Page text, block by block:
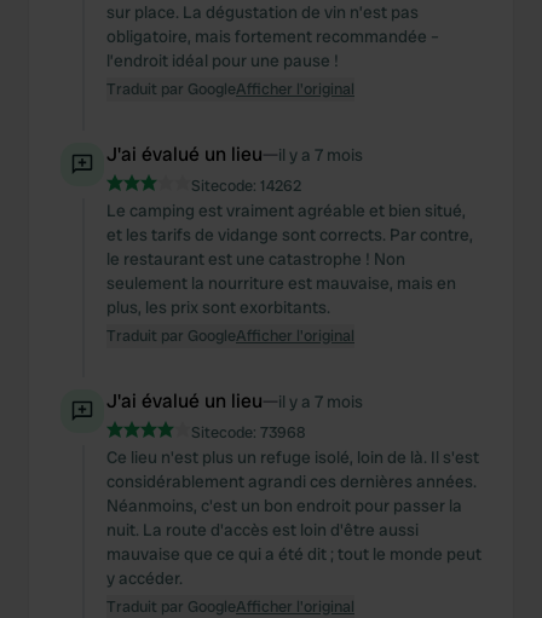
sur place. La dégustation de vin n’est pas
obligatoire, mais fortement recommandée –
l’endroit idéal pour une pause !
Traduit par GoogleAfficher l'original
J'ai évalué un lieu—il y a 7 mois
Sitecode: 14262
Le camping est vraiment agréable et bien situé,
et les tarifs de vidange sont corrects. Par contre,
le restaurant est une catastrophe ! Non
seulement la nourriture est mauvaise, mais en
plus, les prix sont exorbitants.
Traduit par GoogleAfficher l'original
J'ai évalué un lieu—il y a 7 mois
Sitecode: 73968
Ce lieu n'est plus un refuge isolé, loin de là. Il s'est
considérablement agrandi ces dernières années.
Néanmoins, c'est un bon endroit pour passer la
nuit. La route d'accès est loin d'être aussi
mauvaise que ce qui a été dit ; tout le monde peut
y accéder.
Traduit par GoogleAfficher l'original